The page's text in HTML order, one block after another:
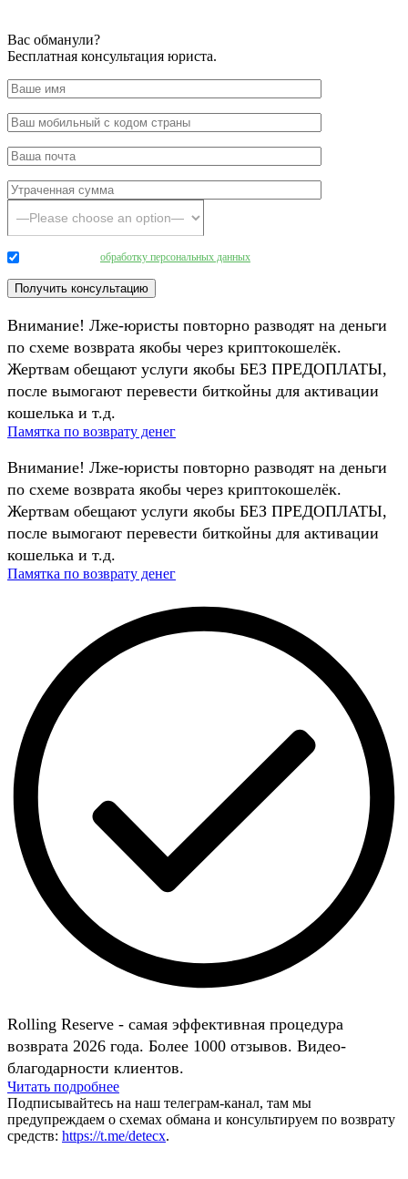
Вас обманули?
Бесплатная консультация юриста.
обработку персональных данных
Внимание! Лже-юристы повторно разводят на деньги
по схеме возврата якобы через криптокошелёк.
Жертвам обещают услуги якобы БЕЗ ПРЕДОПЛАТЫ,
после вымогают перевести биткойны для активации
кошелька и т.д.
Памятка по возврату денег
Внимание! Лже-юристы повторно разводят на деньги
по схеме возврата якобы через криптокошелёк.
Жертвам обещают услуги якобы БЕЗ ПРЕДОПЛАТЫ,
после вымогают перевести биткойны для активации
кошелька и т.д.
Памятка по возврату денег
Rolling Reserve - самая эффективная процедура
возврата 2026 года. Более 1000 отзывов. Видео-
благодарности клиентов.
Читать подробнее
Подписывайтесь на наш телеграм-канал, там мы
предупреждаем о схемах обмана и консультируем по возврату
средств: https://t.me/detecx.